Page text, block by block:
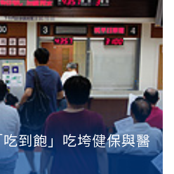
到飽」吃垮健保與醫